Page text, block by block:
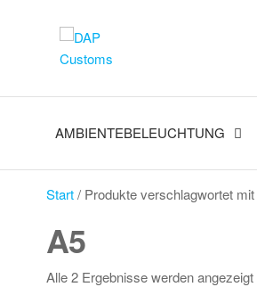
vieles mehr
AMBIENTEBELEUCHTUNG
Start/ Produkte verschlagwortet mit
A5
Alle 2 Ergebnisse werden angezeigt